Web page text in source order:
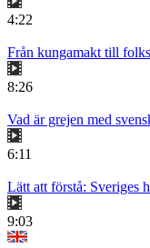
4:22
Från kungamakt till
8:26
Vad är grejen med
6:11
Lätt att förstå: Sveriges
9:03